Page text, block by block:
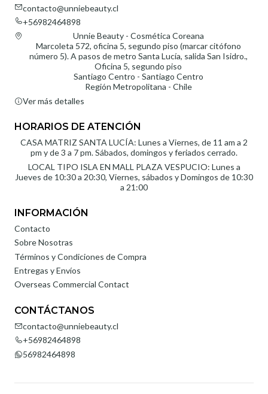
contacto@unniebeauty.cl
+56982464898
Unnie Beauty - Cosmética Coreana
Marcoleta 572, oficina 5, segundo piso (marcar citófono
número 5). A pasos de metro Santa Lucía, salida San Isidro.,
Oficina 5, segundo piso
Santiago Centro - Santiago Centro
Región Metropolitana - Chile
Ver más detalles
HORARIOS DE ATENCIÓN
CASA MATRIZ SANTA LUCÍA: Lunes a Viernes, de 11 am a 2
pm y de 3 a 7 pm. Sábados, domingos y feriados cerrado.
LOCAL TIPO ISLA EN MALL PLAZA VESPUCIO: Lunes a
Jueves de 10:30 a 20:30, Viernes, sábados y Domingos de 10:30
a 21:00
INFORMACIÓN
Contacto
Sobre Nosotras
Términos y Condiciones de Compra
Entregas y Envíos
Overseas Commercial Contact
CONTÁCTANOS
contacto@unniebeauty.cl
+56982464898
56982464898